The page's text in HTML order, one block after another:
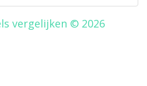
vergelijken © 2026